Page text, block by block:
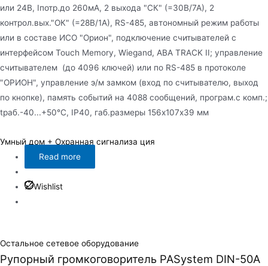
или 24В, Iпотр.до 260мА, 2 выхода "СК" (=30В/7А), 2
контрол.вых."ОК" (=28В/1А), RS-485, автономный режим работы
или в составе ИСО "Орион", подключение считывателей с
интерфейсом Touch Memory, Wiegand, ABA TRACK II; управление
считывателем (до 4096 ключей) или по RS-485 в протоколе
"ОРИОН", управление э/м замком (вход по считывателю, выход
по кнопке), память событий на 4088 сообщений, програм.с комп.;
tраб.-40...+50°С, IP40, габ.размеры 156х107х39 мм
Умный дом + Охранная сигнализа ция
Read more
Wishlist
Остальное сетевое оборудование
Рупорный громкоговоритель PASystem DIN-50A